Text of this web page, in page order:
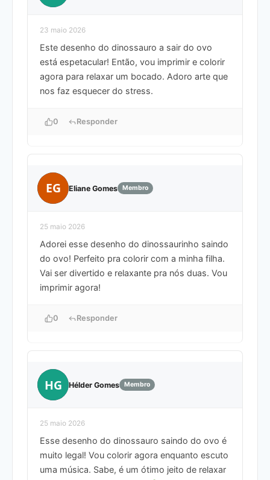
23 maio 2026
Este desenho do dinossauro a sair do ovo
está espetacular! Então, vou imprimir e colorir
agora para relaxar um bocado. Adoro arte que
nos faz esquecer do stress.
0 Responder
EG Eliane Gomes Membro
25 maio 2026
Adorei esse desenho do dinossaurinho saindo
do ovo! Perfeito pra colorir com a minha filha.
Vai ser divertido e relaxante pra nós duas. Vou
imprimir agora!
0 Responder
HG Hélder Gomes Membro
25 maio 2026
Esse desenho do dinossauro saindo do ovo é
muito legal! Vou colorir agora enquanto escuto
uma música. Sabe, é um ótimo jeito de relaxar